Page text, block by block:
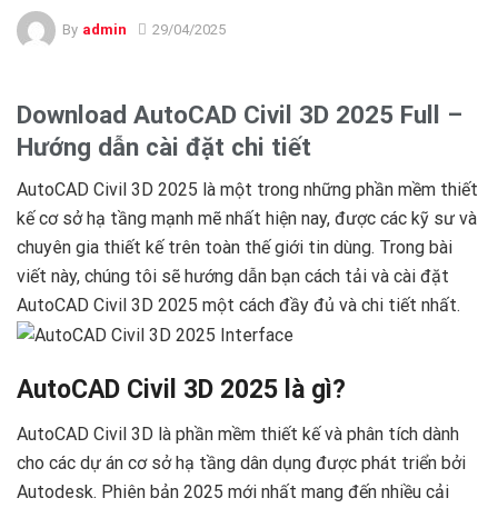
By admin 29/04/2025
Download AutoCAD Civil 3D 2025 Full –
Hướng dẫn cài đặt chi tiết
AutoCAD Civil 3D 2025 là một trong những phần mềm thiết
kế cơ sở hạ tầng mạnh mẽ nhất hiện nay, được các kỹ sư và
chuyên gia thiết kế trên toàn thế giới tin dùng. Trong bài
viết này, chúng tôi sẽ hướng dẫn bạn cách tải và cài đặt
AutoCAD Civil 3D 2025 một cách đầy đủ và chi tiết nhất. ‍
AutoCAD Civil 3D 2025 là gì?
AutoCAD Civil 3D là phần mềm thiết kế và phân tích dành
cho các dự án cơ sở hạ tầng dân dụng được phát triển bởi
Autodesk. Phiên bản 2025 mới nhất mang đến nhiều cải